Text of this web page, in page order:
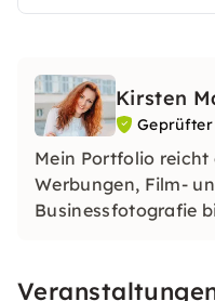
Soja- oder
Auswahl und
Geschmack. Ideal
Geschmack!
Kirsten
Mein Portfolio
Werbungen, Film-
Businessfotografie